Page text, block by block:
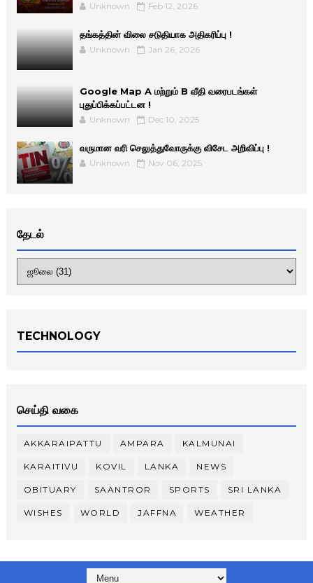
Unknown Feb 12, 2026
தங்கத்தின் விலை சடுதியாக அதிகரிப்பு !
Unknown Jan 26, 2026
Google Map A மற்றும் B வீதி வரைபடங்கள்
புதுப்பிக்கப்பட்டன !
Unknown Dec 10, 2025
வருமான வரி செலுத்துவோருக்கு விசேட அறிவிப்பு !
Unknown Nov 06, 2025
தேடல்
TECHNOLOGY
செய்தி வகை
AKKARAIPATTU AMPARA KALMUNAI
KARAITIVU KOVIL LANKA NEWS
OBITUARY SAANTROR SPORTS SRI LANKA
WISHES WORLD JAFFNA WEATHER